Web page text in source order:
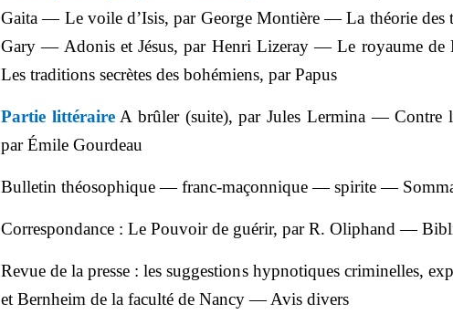
Gaita — Le voile d’Isis, par George Montière — La théorie des
Gary — Adonis et Jésus, par Henri Lizeray — Le royaume
Les traditions secrètes des bohémiens, par Papus
Partie littéraire A brûler (suite), par Jules Lermina — Contre
par Émile Gourdeau
Bulletin théosophique — franc-maçonnique — spirite —
Correspondance : Le Pouvoir de guérir, par R. Oliphand —
Revue de la presse : les suggestions hypnotiques criminelles,
et Bernheim de la faculté de Nancy — Avis divers